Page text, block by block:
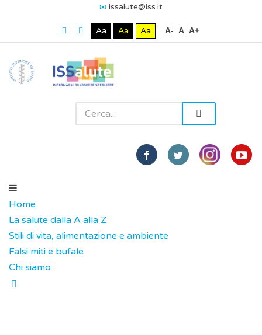
issalute@iss.it
Aa Aa Aa A- A A+
Home
La salute dalla A alla Z
Stili di vita, alimentazione e ambiente
Falsi miti e bufale
Chi siamo